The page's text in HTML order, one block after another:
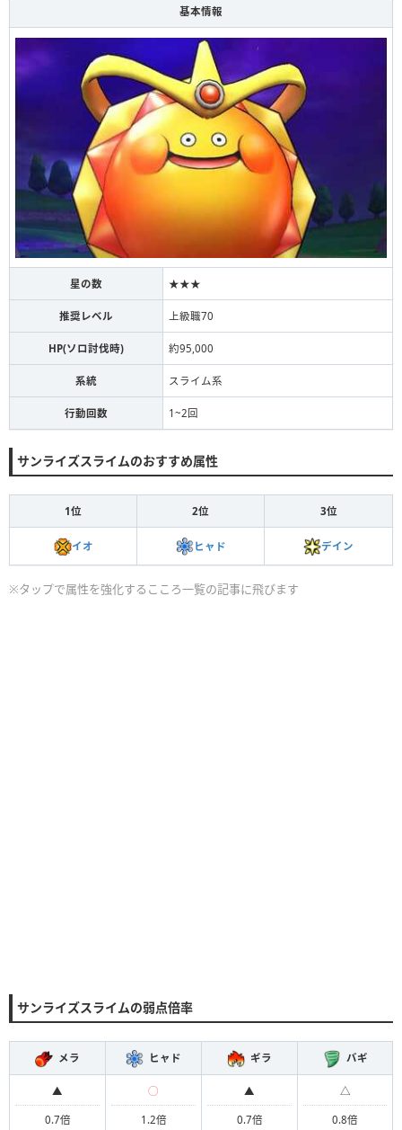
基本情報
星の数 ★★★
推奨レベル 上級職70
HP(ソロ討伐時) 約95,000
系統 スライム系
行動回数 1~2回
サンライズスライムのおすすめ属性
1位 2位 3位
イオ ヒャド デイン
※タップで属性を強化するこころ一覧の記事に飛びます
サンライズスライムの弱点倍率
メラ ヒャド ギラ バギ
▲
0.7倍
◯
1.2倍
▲
0.7倍
△
0.8倍